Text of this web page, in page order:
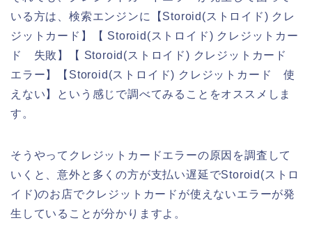
いる方は、検索エンジンに【Storoid(ストロイド) クレ
ジットカード】【 Storoid(ストロイド) クレジットカー
ド 失敗】【 Storoid(ストロイド) クレジットカード
エラー】【Storoid(ストロイド) クレジットカード 使
えない】という感じで調べてみることをオススメしま
す。
そうやってクレジットカードエラーの原因を調査して
いくと、意外と多くの方が支払い遅延でStoroid(ストロ
イド)のお店でクレジットカードが使えないエラーが発
生していることが分かりますよ。